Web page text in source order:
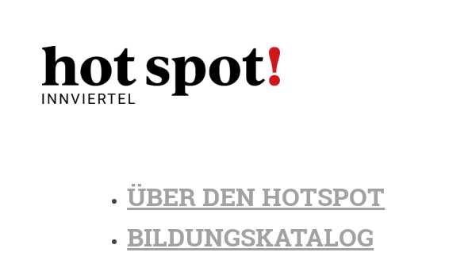
ÜBER DEN HOTSPOT
BILDUNGSKATALOG